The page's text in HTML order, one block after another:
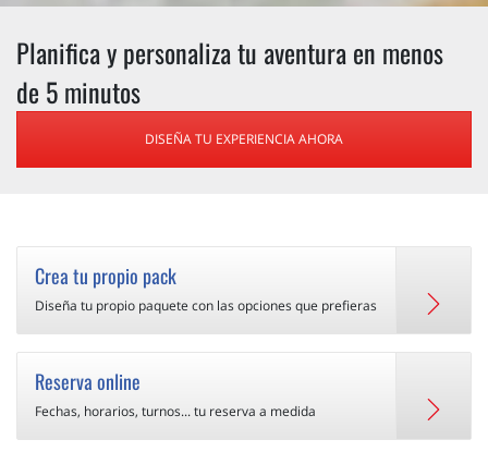
Planifica y personaliza tu aventura en menos
de 5 minutos
DISEÑA TU EXPERIENCIA AHORA
Crea tu propio pack
Diseña tu propio paquete con las opciones que prefieras
Reserva online
Fechas, horarios, turnos... tu reserva a medida